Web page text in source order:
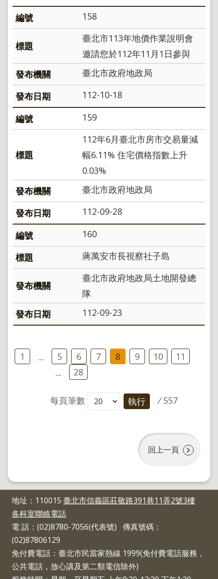
158
臺北市113年地價作業說明會
邀請您於112年11月1日參與
臺北市政府地政局
112-10-18
159
112年6月臺北市房市交易量減
幅6.11% 住宅價格指數上升
0.03%
臺北市政府地政局
112-09-28
160
蔣萬安市長視察社子島
臺北市政府地政局土地開發總
隊
112-09-23
1 ... 5 6 7 8 9 10
11
...
28
每頁筆數 執行 / 557
回上一頁
地址：110015 臺北市信義區莊敬路391巷11弄2號3樓
各科室聯絡電話
電 話：(02)8780-7056(代表號) 傳真號碼：
(02)87806129
免付費電話：臺北市民當家熱線 1999(免付費電話服務，
公共電話，放心講及第二類電信除外)